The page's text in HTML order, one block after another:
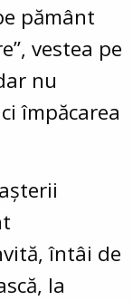
pământ
vestea pe
nu
împăcarea
întâi de
la